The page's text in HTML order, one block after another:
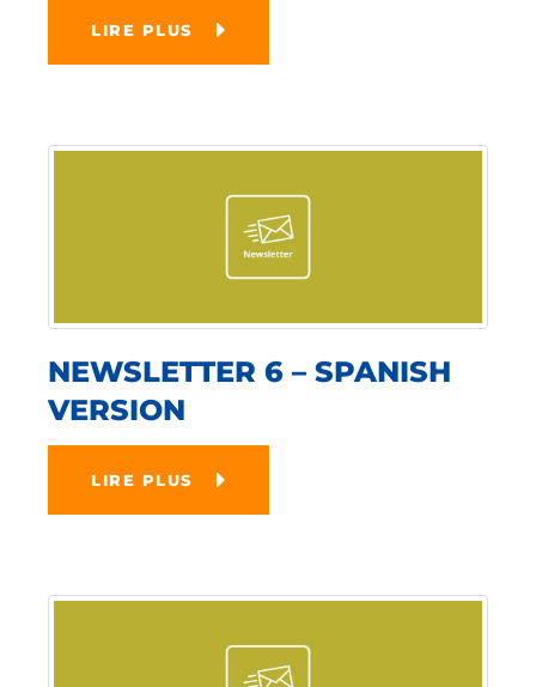
LIRE PLUS
NEWSLETTER 6 – SPANISH
VERSION
LIRE PLUS